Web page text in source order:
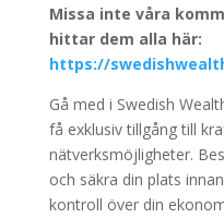
Missa inte våra
hittar dem alla här:
https://
Gå med i Swedish
få exklusiv tillgång till
nätverksmöjligheter.
och säkra din plats
kontroll över din